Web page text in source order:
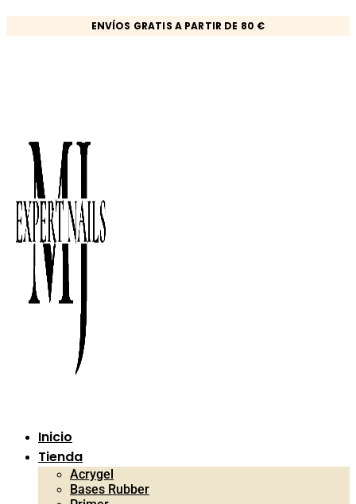
ENVÍOS GRATIS A PARTIR DE 80 €
Inicio
Tienda
Acrygel
Bases Rubber